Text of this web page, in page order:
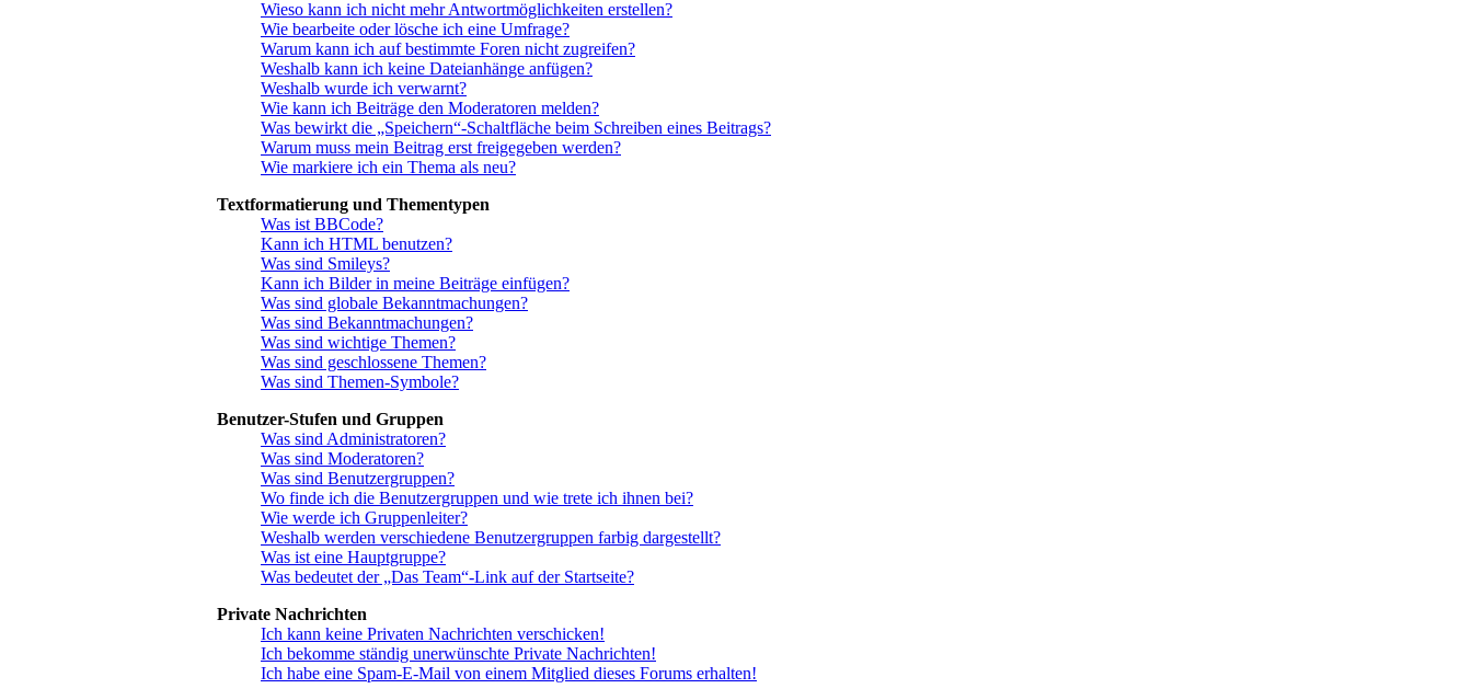
Wieso kann ich nicht mehr Antwortmöglichkeiten erstellen?
Wie bearbeite oder lösche ich eine Umfrage?
Warum kann ich auf bestimmte Foren nicht zugreifen?
Weshalb kann ich keine Dateianhänge anfügen?
Weshalb wurde ich verwarnt?
Wie kann ich Beiträge den Moderatoren melden?
Was bewirkt die „Speichern“-Schaltfläche beim Schreiben eines Beitrags?
Warum muss mein Beitrag erst freigegeben werden?
Wie markiere ich ein Thema als neu?
Textformatierung und Thementypen
Was ist BBCode?
Kann ich HTML benutzen?
Was sind Smileys?
Kann ich Bilder in meine Beiträge einfügen?
Was sind globale Bekanntmachungen?
Was sind Bekanntmachungen?
Was sind wichtige Themen?
Was sind geschlossene Themen?
Was sind Themen-Symbole?
Benutzer-Stufen und Gruppen
Was sind Administratoren?
Was sind Moderatoren?
Was sind Benutzergruppen?
Wo finde ich die Benutzergruppen und wie trete ich ihnen bei?
Wie werde ich Gruppenleiter?
Weshalb werden verschiedene Benutzergruppen farbig dargestellt?
Was ist eine Hauptgruppe?
Was bedeutet der „Das Team“-Link auf der Startseite?
Private Nachrichten
Ich kann keine Privaten Nachrichten verschicken!
Ich bekomme ständig unerwünschte Private Nachrichten!
Ich habe eine Spam-E-Mail von einem Mitglied dieses Forums erhalten!